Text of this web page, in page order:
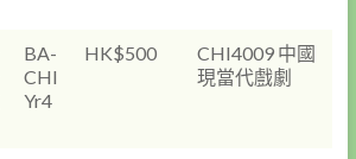
BA-
CHI
Yr4
HK$500
CHI4009 中國
現當代戲劇